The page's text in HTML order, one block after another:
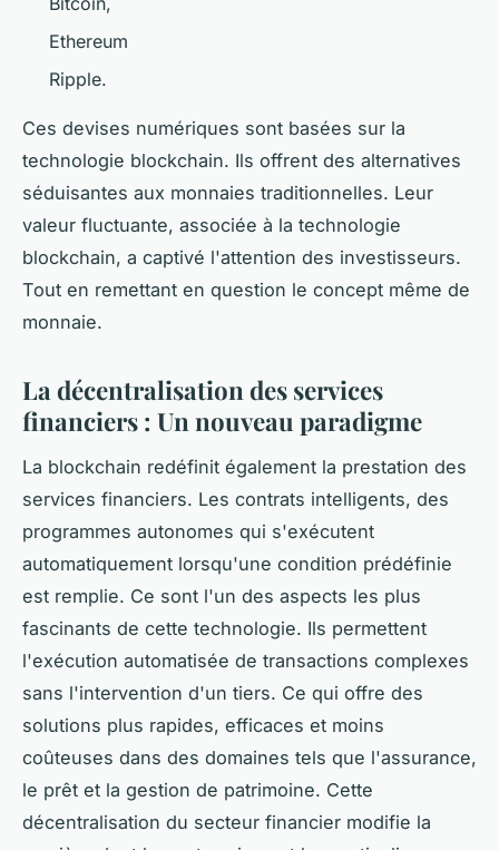
Ethereum
Ripple.
Ces devises numériques sont basées sur la
technologie blockchain. Ils offrent des alternatives
séduisantes aux monnaies traditionnelles. Leur
valeur fluctuante, associée à la technologie
blockchain, a captivé l'attention des investisseurs.
Tout en remettant en question le concept même de
monnaie.
La décentralisation des services
financiers : Un nouveau paradigme
La blockchain redéfinit également la prestation des
services financiers. Les contrats intelligents, des
programmes autonomes qui s'exécutent
automatiquement lorsqu'une condition prédéfinie
est remplie. Ce sont l'un des aspects les plus
fascinants de cette technologie. Ils permettent
l'exécution automatisée de transactions complexes
sans l'intervention d'un tiers. Ce qui offre des
solutions plus rapides, efficaces et moins
coûteuses dans des domaines tels que l'assurance,
le prêt et la gestion de patrimoine. Cette
décentralisation du secteur financier modifie la